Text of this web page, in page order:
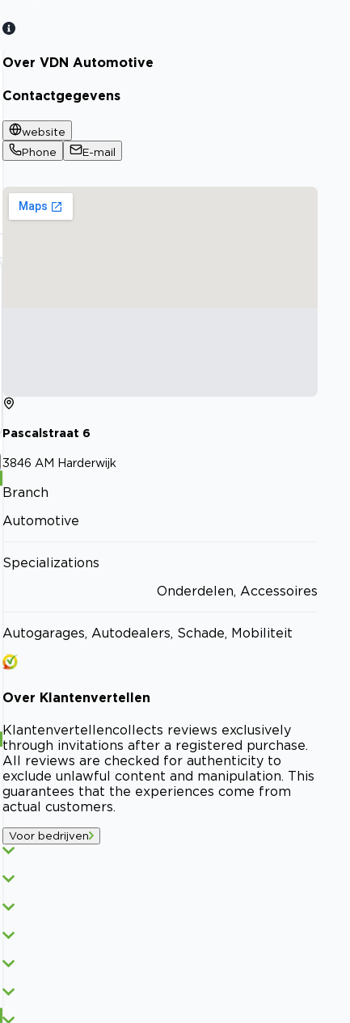
Over VDN Automotive
Contactgegevens
website
Phone
E-mail
Pascalstraat 6
3846 AM Harderwijk
Branch
Automotive
Specializations
Onderdelen, Accessoires
Autogarages, Autodealers, Schade, Mobiliteit
Over Klantenvertellen
Klantenvertellencollects reviews exclusively
through invitations after a registered purchase.
All reviews are checked for authenticity to
exclude unlawful content and manipulation. This
guarantees that the experiences come from
actual customers.
Voor bedrijven